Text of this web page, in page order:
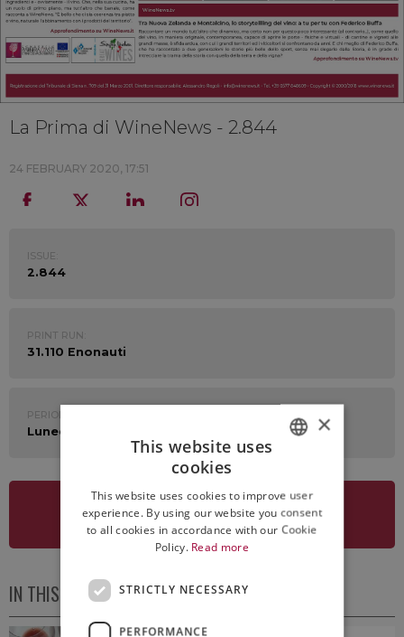
La Prima di WineNews - 2.844
24 FEBRUARY 2020, 17:51
ISSUE:
2.844
PRINT RUN:
31.110 Enonauti
PERIOD:
Lunedì 24 Febbraio 2020
SEE NEWSLETTER
IN THIS ISSUE
ENGLISH
×
This website uses
cookies
This website uses cookies to improve user
experience. By using our website you consent
to all cookies in accordance with our Cookie
Policy. Read more
STRICTLY NECESSARY
PERFORMANCE